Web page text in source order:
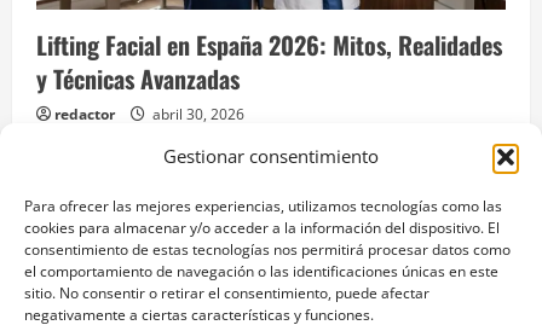
Gestionar consentimiento
Para ofrecer las mejores experiencias, utilizamos tecnologías como las
cookies para almacenar y/o acceder a la información del dispositivo. El
consentimiento de estas tecnologías nos permitirá procesar datos como
el comportamiento de navegación o las identificaciones únicas en este
sitio. No consentir o retirar el consentimiento, puede afectar
negativamente a ciertas características y funciones.
Lifting Facial en España 2026: Mitos, Realidades
y Técnicas Avanzadas
redactor abril 30, 2026
Aviso legal
Política de Privacidad